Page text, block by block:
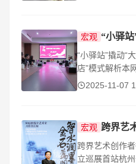
宏观
“小驿站”撬动“
店”模式解析本
平衡的背景下
2025-11-07
宏观
跨界艺术创作
立巡展首站杭